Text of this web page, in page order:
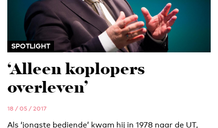
SPOTLIGHT
‘Alleen koplopers
overleven’
18 / 05 / 2017
Als ‘jongste bediende’ kwam hij in 1978 naar de UT,